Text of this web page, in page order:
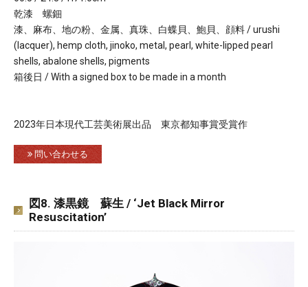
乾漆 螺鈿
漆、麻布、地の粉、金属、真珠、白蝶貝、鮑貝、顔料 / urushi
(lacquer), hemp cloth, jinoko, metal, pearl, white-lipped pearl
shells, abalone shells, pigments
箱後日 / With a signed box to be made in a month
2023年日本現代工芸美術展出品 東京都知事賞受賞作
問い合わせる
図8. 漆黒鏡 蘇生 / ‘Jet Black Mirror
Resuscitation’